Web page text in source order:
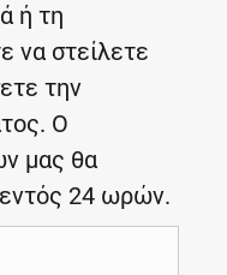
ή τη
να στείλετε
την
Ο
μας θα
εντός 24 ωρών.